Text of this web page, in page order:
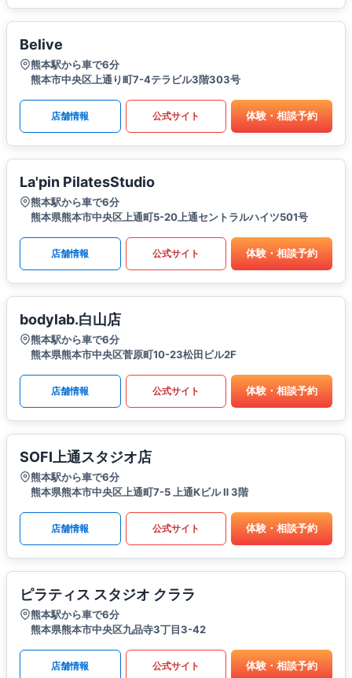
Belive
熊本駅から車で6分
熊本市中央区上通り町7-4テラビル3階303号
店舗情報 公式サイト 体験・相談予約
La'pin PilatesStudio
熊本駅から車で6分
熊本県熊本市中央区上通町5-20上通セントラルハイツ501号
店舗情報 公式サイト 体験・相談予約
bodylab.白山店
熊本駅から車で6分
熊本県熊本市中央区菅原町10-23松田ビル2F
店舗情報 公式サイト 体験・相談予約
SOFI上通スタジオ店
熊本駅から車で6分
熊本県熊本市中央区上通町7-5 上通Kビル Ⅱ 3階
店舗情報 公式サイト 体験・相談予約
ピラティス スタジオ クララ
熊本駅から車で6分
熊本県熊本市中央区九品寺3丁目3-42
店舗情報 公式サイト 体験・相談予約